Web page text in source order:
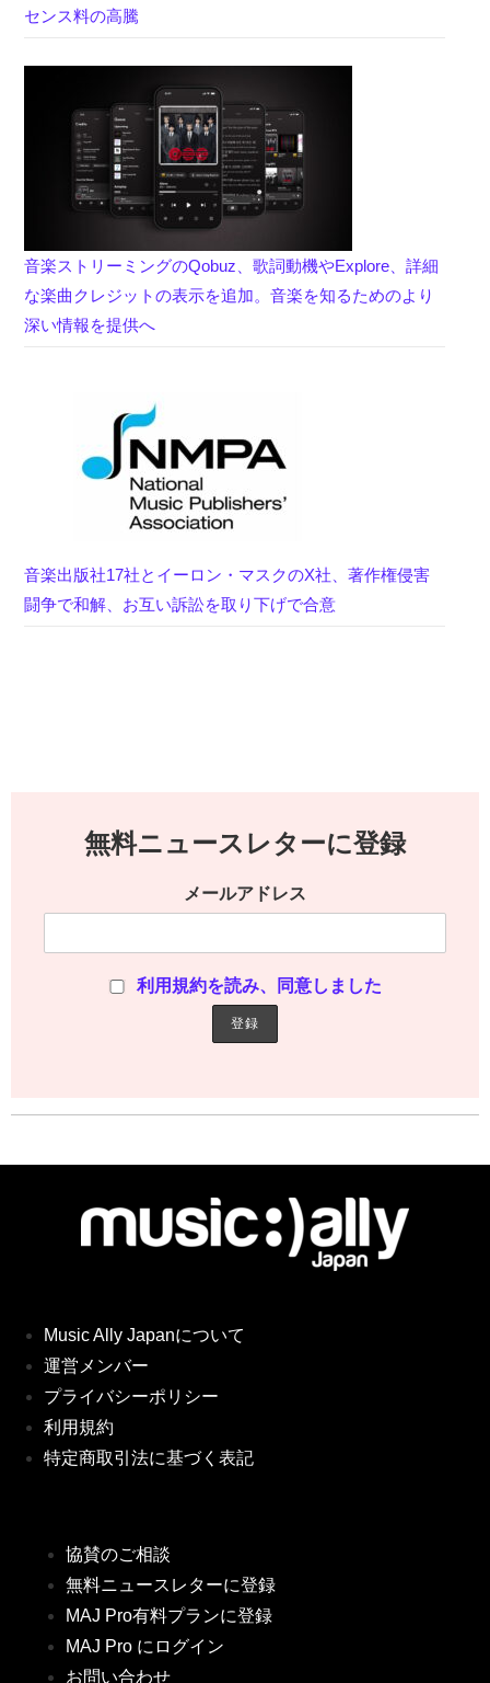
センス料の高騰
音楽ストリーミングのQobuz、歌詞動機やExplore、詳細
な楽曲クレジットの表示を追加。音楽を知るためのより
深い情報を提供へ
音楽出版社17社とイーロン・マスクのX社、著作権侵害
闘争で和解、お互い訴訟を取り下げで合意
無料ニュースレターに登録
メールアドレス
利用規約を読み、同意しました
Music Ally Japanについて
運営メンバー
プライバシーポリシー
利用規約
特定商取引法に基づく表記
協賛のご相談
無料ニュースレターに登録
MAJ Pro有料プランに登録
MAJ Pro にログイン
お問い合わせ